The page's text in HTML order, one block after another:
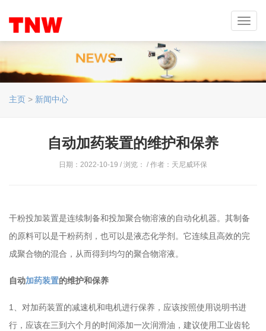
主页 > 新闻中心
自动加药装置的维护和保养
日期：2022-10-19 / 浏览： / 作者：天尼威环保
干粉投加装置是连续制备和投加聚合物溶液的自动化机器。其制备
的原料可以是干粉药剂，也可以是液态化学剂。它连续且高效的完
成聚合物的混合，从而得到均匀的聚合物溶液。
自动加药装置的维护和保养
1、对加药装置的减速机和电机进行保养，应该按照使用说明书进
行，应该在三到六个月的时间添加一次润滑油，建议使用工业齿轮